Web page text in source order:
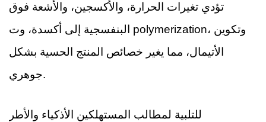
تؤدي تغيرات الحرارة، والأكسجين، والأشعة فوق
البنفسجية إلى أكسدة، وت polymerization، وتكوين
الأتيمال، مما يغير خصائص المنتج الحسية بشكل
جوهري.
للتلبية لمطالب المستهلكين الأذكياء والأطر